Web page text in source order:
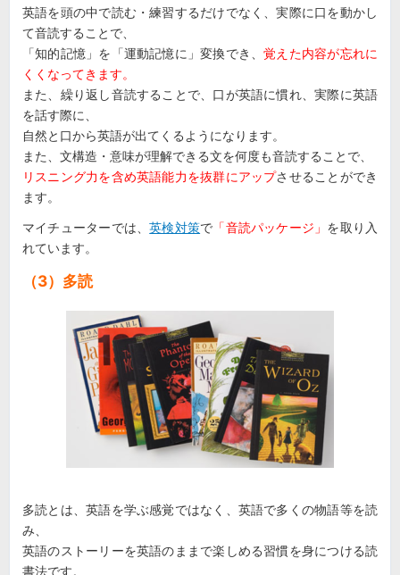
英語を頭の中で読む・練習するだけでなく、実際に口を動かし
て音読することで、
「知的記憶」を「運動記憶に」変換でき、覚えた内容が忘れに
くくなってきます。
また、繰り返し音読することで、口が英語に慣れ、実際に英語
を話す際に、
自然と口から英語が出てくるようになります。
また、文構造・意味が理解できる文を何度も音読することで、
リスニング力を含め英語能力を抜群にアップさせることができ
ます。
マイチューターでは、英検対策で 「音読パッケージ」 を取り入
れています。
（3）多読
多読とは、英語を学ぶ感覚ではなく、英語で多くの物語等を読
み、
英語のストーリーを英語のままで楽しめる習慣を身につける読
書法です。